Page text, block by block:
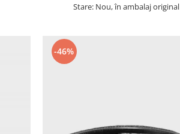
Stare: Nou, în ambalaj original
-46%